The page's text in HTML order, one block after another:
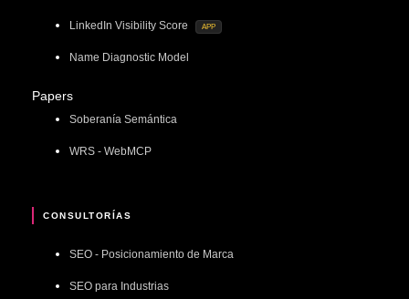
LinkedIn Visibility Score APP
Name Diagnostic Model
Papers
Soberanía Semántica
WRS - WebMCP
CONSULTORÍAS
SEO - Posicionamiento de Marca
SEO para Industrias